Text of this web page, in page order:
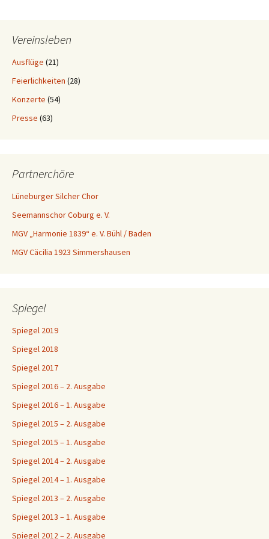
Vereinsleben
Ausflüge (21)
Feierlichkeiten (28)
Konzerte (54)
Presse (63)
Partnerchöre
Lüneburger Silcher Chor
Seemannschor Coburg e. V.
MGV „Harmonie 1839“ e. V. Bühl / Baden
MGV Cäcilia 1923 Simmershausen
Spiegel
Spiegel 2019
Spiegel 2018
Spiegel 2017
Spiegel 2016 – 2. Ausgabe
Spiegel 2016 – 1. Ausgabe
Spiegel 2015 – 2. Ausgabe
Spiegel 2015 – 1. Ausgabe
Spiegel 2014 – 2. Ausgabe
Spiegel 2014 – 1. Ausgabe
Spiegel 2013 – 2. Ausgabe
Spiegel 2013 – 1. Ausgabe
Spiegel 2012 – 2. Ausgabe